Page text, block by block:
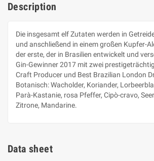
Description
Die insgesamt elf Zutaten werden in
und anschließend in einem großen Kupfer-
der erste, der in Brasilien entwickelt und
Gin-Gewinner 2017 mit zwei
Craft Producer und Best Brazilian London
Botanisch: Wacholder, Koriander,
Parà-Kastanie, rosa Pfeffer, Cipò-cravo,
Zitrone, Mandarine.
Data sheet